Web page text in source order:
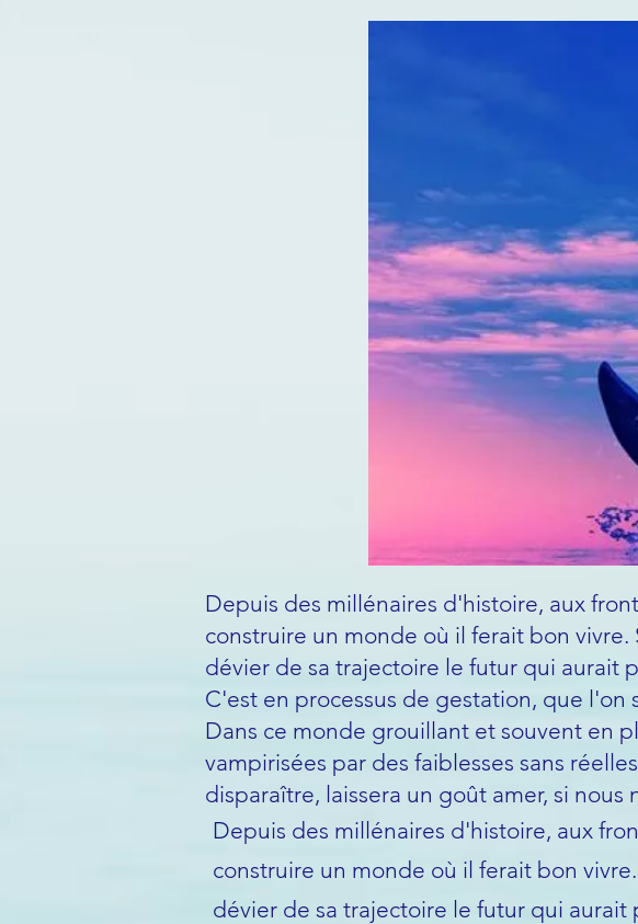
Depuis des millénaires d'histoire, aux
construire un monde où il ferait bon
dévier de sa trajectoire le futur qui aurait
C'est en processus de gestation, que
Dans ce monde grouillant et souvent en
vampirisées par des faiblesses sans
disparaître, laissera un goût amer, si
Depuis des millénaires d'histoire, aux
construire un monde où il ferait bon
dévier de sa trajectoire le futur qui aurait